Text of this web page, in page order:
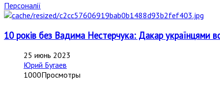
Персоналії
10 років без Вадима Нестерчука: Дакар українцями
25 июнь 2023
Юрий Бугаев
1000Просмотры